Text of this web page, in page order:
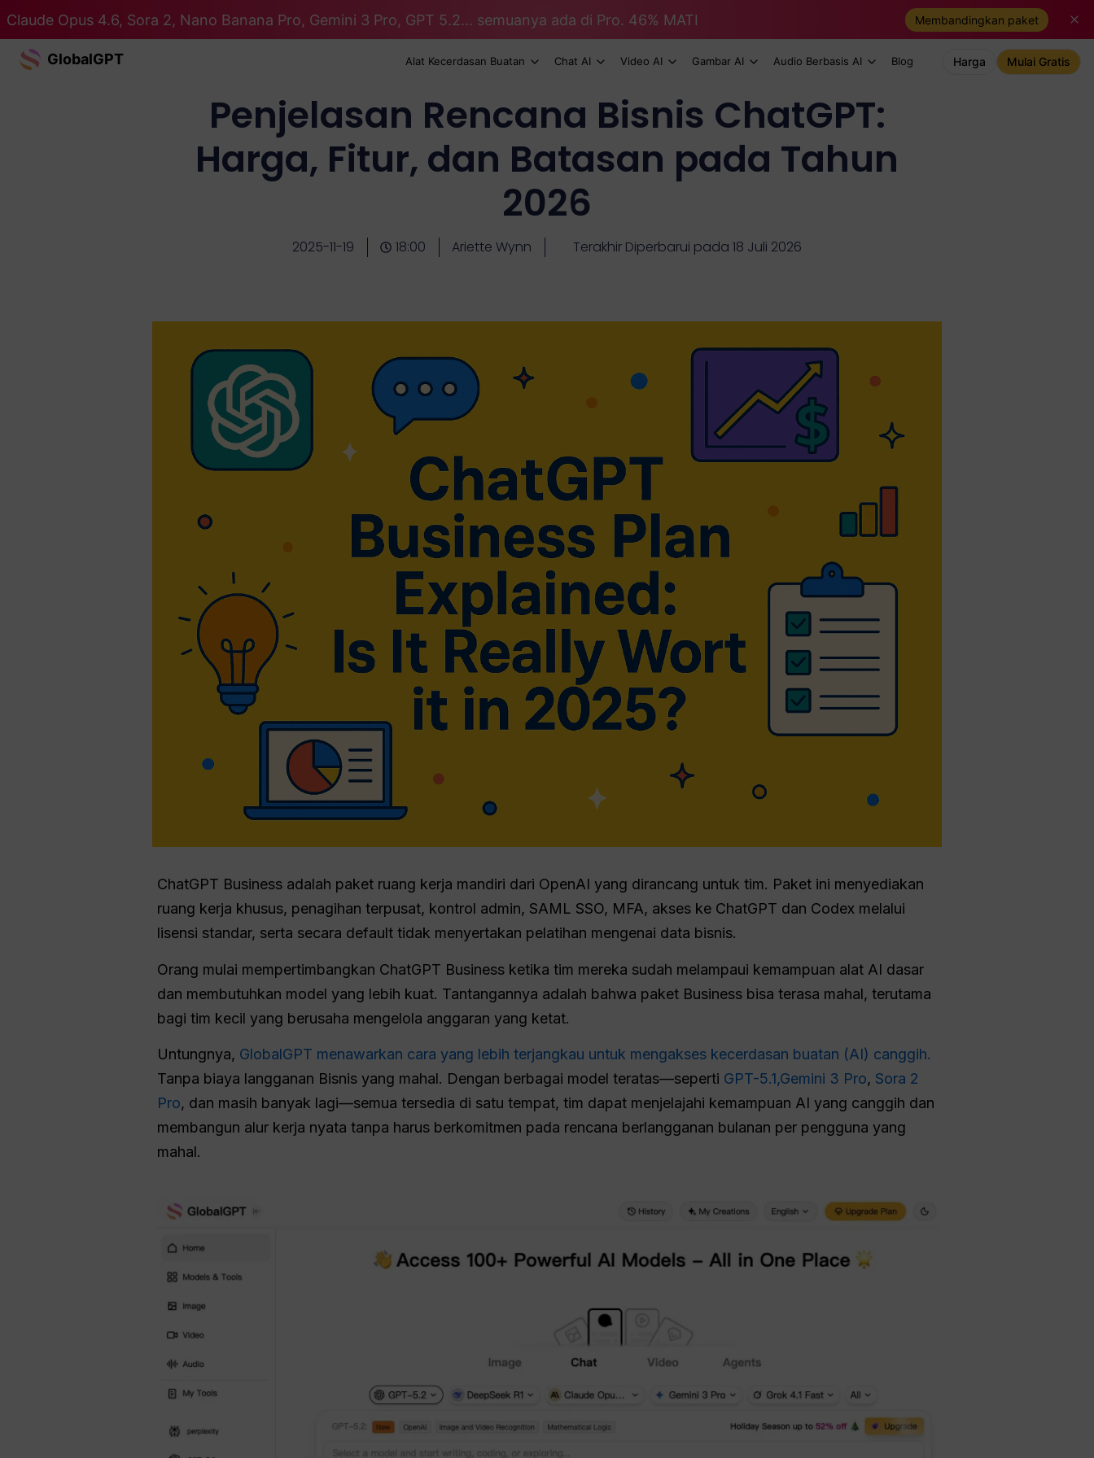
Claude Opus 4.6, Sora 2, Nano Banana Pro, Gemini 3 Pro, GPT 5.2... semuanya ada di Pro. 46% MATI Membandingkan paket
GlobalGPT Alat Kecerdasan Buatan Chat AI Video AI Gambar AI Audio Berbasis AI Blog Harga Mulai Gratis
Penjelasan Rencana Bisnis ChatGPT:
Harga, Fitur, dan Batasan pada Tahun
2026
2025-11-19 18:00 Ariette Wynn Terakhir Diperbarui pada 18 Juli 2026
ChatGPT Business adalah paket ruang kerja mandiri dari OpenAI yang dirancang untuk tim. Paket ini menyediakan
ruang kerja khusus, penagihan terpusat, kontrol admin, SAML SSO, MFA, akses ke ChatGPT dan Codex melalui
lisensi standar, serta secara default tidak menyertakan pelatihan mengenai data bisnis.
Orang mulai mempertimbangkan ChatGPT Business ketika tim mereka sudah melampaui kemampuan alat AI dasar
dan membutuhkan model yang lebih kuat. Tantangannya adalah bahwa paket Business bisa terasa mahal, terutama
bagi tim kecil yang berusaha mengelola anggaran yang ketat.
Untungnya, GlobalGPT menawarkan cara yang lebih terjangkau untuk mengakses kecerdasan buatan (AI) canggih.
Tanpa biaya langganan Bisnis yang mahal. Dengan berbagai model teratas—seperti GPT-5.1,Gemini 3 Pro, Sora 2
Pro, dan masih banyak lagi—semua tersedia di satu tempat, tim dapat menjelajahi kemampuan AI yang canggih dan
membangun alur kerja nyata tanpa harus berkomitmen pada rencana berlangganan bulanan per pengguna yang
mahal.